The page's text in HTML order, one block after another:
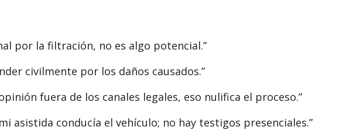
por la filtración, no es algo potencial.”
civilmente por los daños causados.”
fuera de los canales legales, eso nulifica el proceso.”
asistida conducía el vehículo; no hay testigos presenciales.”